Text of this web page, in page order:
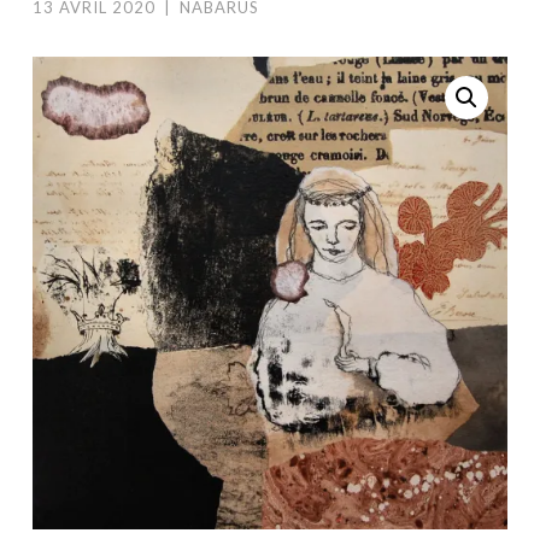
13 AVRIL 2020 NABARUS